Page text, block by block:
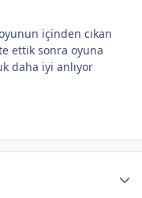
içinden cıkan
ettik sonra oyuna
daha iyi anlıyor